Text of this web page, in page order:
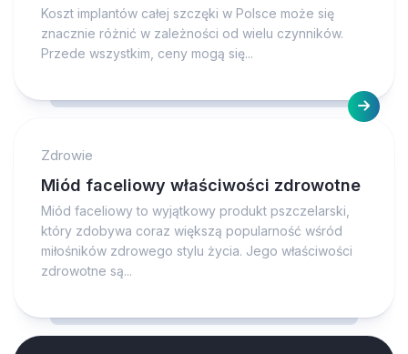
Koszt implantów całej szczęki w Polsce może się
znacznie różnić w zależności od wielu czynników.
Przede wszystkim, ceny mogą się...
Zdrowie
Miód faceliowy właściwości zdrowotne
Miód faceliowy to wyjątkowy produkt pszczelarski,
który zdobywa coraz większą popularność wśród
miłośników zdrowego stylu życia. Jego właściwości
zdrowotne są...